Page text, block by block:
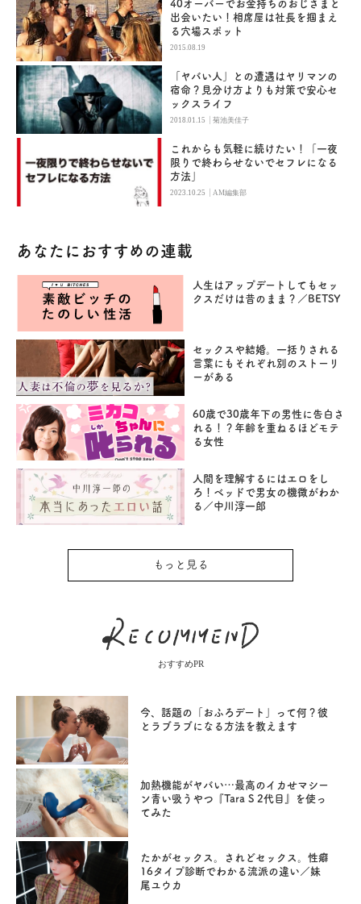
40オーバーでお金持ちのおじさまと
出会いたい！相席屋は社長を掴まえ
る穴場スポット
2015.08.19
「ヤバい人」との遭遇はヤリマンの
宿命？見分け方よりも対策で安心セ
ックスライフ
2018.01.15 |菊池美佳子
これからも気軽に続けたい！「一夜
限りで終わらせないでセフレになる
方法」
2023.10.25 |AM編集部
あなたにおすすめの連載
人生はアップデートしてもセッ
クスだけは昔のまま？／BETSY
セックスや結婚。一括りされる
言葉にもそれぞれ別のストーリ
ーがある
60歳で30歳年下の男性に告白さ
れる！？年齢を重ねるほどモテ
る女性
人間を理解するにはエロをし
ろ！ベッドで男女の機微がわか
る／中川淳一郎
もっと見る
おすすめPR
今、話題の「おふろデート」って何？彼
とラブラブになる方法を教えます
加熱機能がヤバい…最高のイカせマシー
ン青い吸うやつ『Tara S 2代目』を使っ
てみた
たかがセックス。されどセックス。性癖
16タイプ診断でわかる流派の違い／妹
尾ユウカ